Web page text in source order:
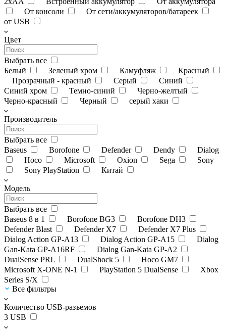
От консоли
От сети/аккумуляторов/батареек
от USB
Цвет
Выбрать все
Белый
Зеленый хром Камуфляж
Красный
Прозрачный - красный
Серый
Синий
Синий хром
Темно-синий
Черно-желтый
Черно-красный
Черный серый хаки
Производитель
Выбрать все
Baseus
Borofone Defender Dendy
Dialog
Hoco
Microsoft Oxion Sega
Sony
Sony PlayStation
Китай
Модель
Выбрать все
Baseus 8 в 1
Borofone BG3
Borofone DH3
Defender Blast
Defender X7
Defender X7 Plus
Dialog Action GP-A13
Dialog Action GP-A15
Dialog
Gan-Kata GP-A16RF
Dialog Gan-Kata GP-A2
DualSense PRL
DualShock 5
Hoco GM7
Microsoft X-ONE N-1
PlayStation 5 DualSense
Xbox
Series S/X
Все фильтры
Количество USB-разъемов
3 USB